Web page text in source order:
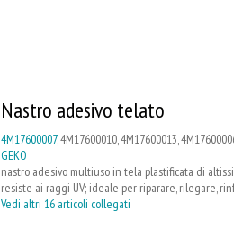
Nastro adesivo telato
4M17600007, 4M17600010, 4M17600013,
GEKO
nastro adesivo multiuso in tela plastificata di
resiste ai raggi UV; ideale per riparare, rilegare,
Vedi altri 16 articoli collegati